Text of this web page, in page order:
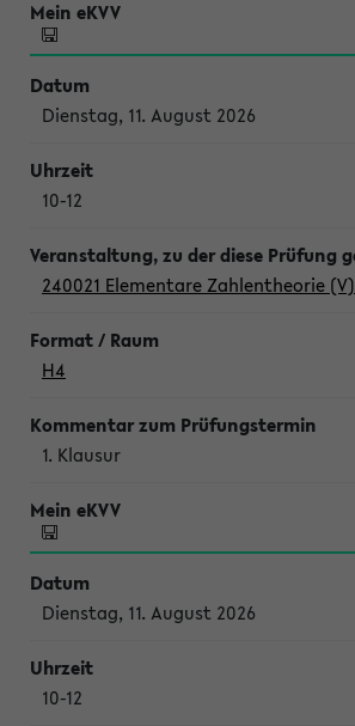
Dienstag, 11. August 2026
10-12
240021 Elementare Zahlentheorie (V)
H4
1. Klausur
Dienstag, 11. August 2026
10-12